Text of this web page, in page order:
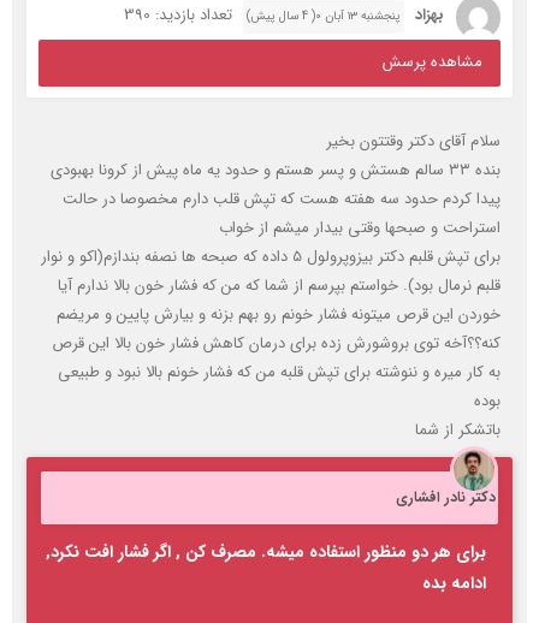
بهزاد پنجشنبه ۱۳ آبان ۰( 4 سال پیش)
تعداد بازدید: 390
مشاهده پرسش
سلام آقای دکتر وقتتون بخیر
بنده ۳۳ سالم هستش و پسر هستم و حدود یه ماه پیش از کرونا بهبودی
پیدا کردم حدود سه هفته هست که تپش قلب دارم مخصوصا در حالت
استراحت و صبحها وقتی بیدار میشم از خواب
برای تپش قلبم دکتر بیزوپرولول ۵ داده که صبحه ها نصفه بندازم(اکو و نوار
قلبم نرمال بود). خواستم بپرسم از شما که من که فشار خون بالا ندارم آیا
خوردن این قرص میتونه فشار خونم رو بهم بزنه و بیارش پایین و مریضم
کنه؟؟آخه توی بروشورش زده برای درمان کاهش فشار خون بالا این قرص
به کار میره و ننوشته برای تپش قلبه من که فشار خونم بالا نبود و طبیعی
بوده
باتشکر از شما
دکتر نادر افشاری
برای هر دو منظور استفاده میشه. مصرف کن , اگر فشار افت نکرد,
ادامه بده